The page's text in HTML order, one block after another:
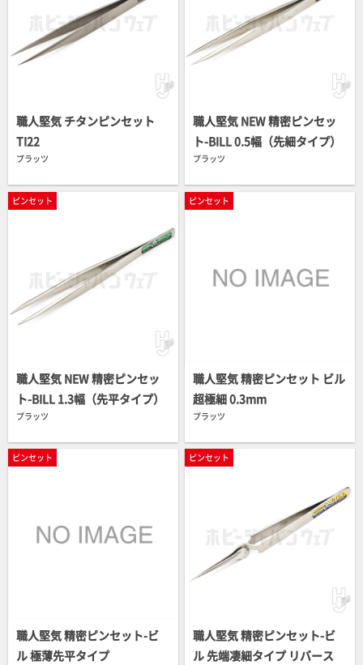
職人堅気 チタンピンセット
TI22
プラッツ
職人堅気 NEW 精密ピンセッ
ト-BILL 0.5幅（先細タイプ）
プラッツ
ピンセット
職人堅気 NEW 精密ピンセッ
ト-BILL 1.3幅（先平タイプ）
プラッツ
ピンセット
職人堅気 精密ピンセット ビル
超極細 0.3mm
プラッツ
ピンセット
職人堅気 精密ピンセット-ビ
ル 極薄先平タイプ
ピンセット
職人堅気 精密ピンセット-ビ
ル 先端凄細タイプ リバース